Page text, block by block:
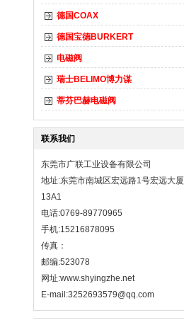
德国COAX
德国宝德BURKERT
电磁阀
瑞士BELIMO博力谋
蒂芬巴赫电磁阀
联系我们
东莞市广联工业设备有限公司
地址:东莞市南城区宏远路1号宏远大厦
13A1
电话:0769-89770965
手机:15216878095
传真：
邮编:523078
网址:www.shyingzhe.net
E-mail:3252693579@qq.com